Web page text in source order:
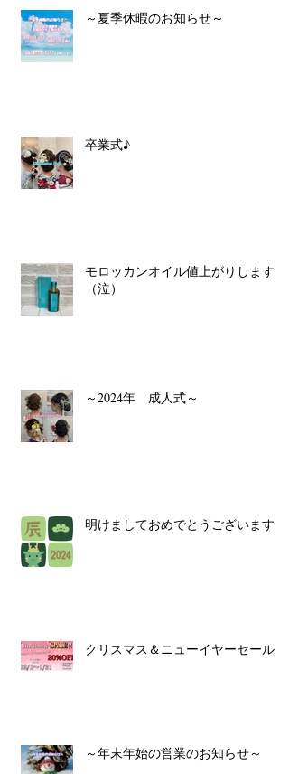
～夏季休暇のお知らせ～
卒業式♪
モロッカンオイル値上がりします
（泣）
～2024年 成人式～
明けましておめでとうございます！
クリスマス＆ニューイヤーセール！
～年末年始の営業のお知らせ～